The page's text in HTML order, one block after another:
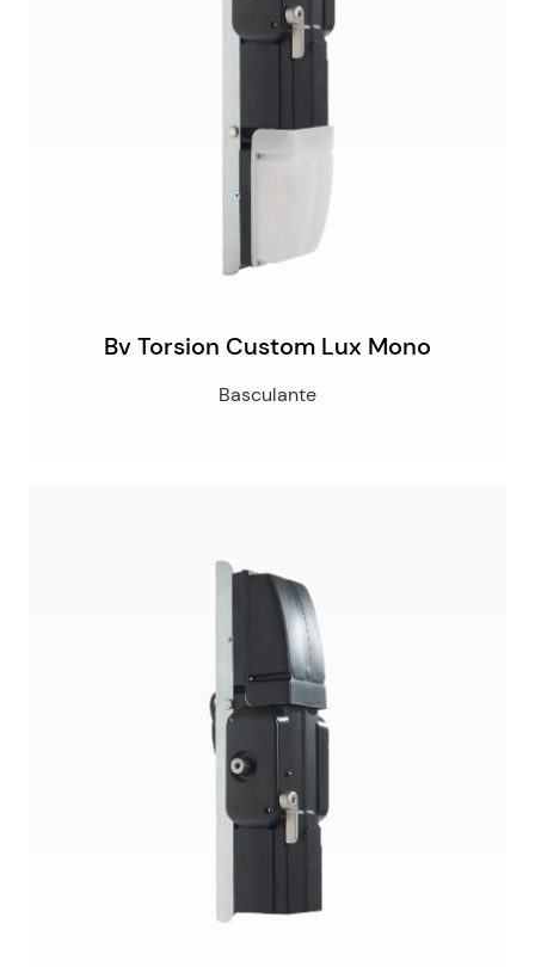
Bv Torsion Custom Lux Mono
Basculante